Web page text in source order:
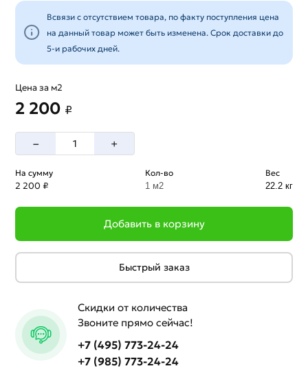
Всвязи с отсутствием товара, по факту поступления цена
на данный товар может быть изменена. Срок доставки до
5-и рабочих дней.
Цена за м2
2 200 ₽
– +
На сумму
2 200 ₽
Кол-во
1 м2
Вес
22.2 кг
Добавить в корзину
Быстрый заказ
Скидки от количества
Звоните прямо сейчас!
+7 (495) 773-24-24
+7 (985) 773-24-24